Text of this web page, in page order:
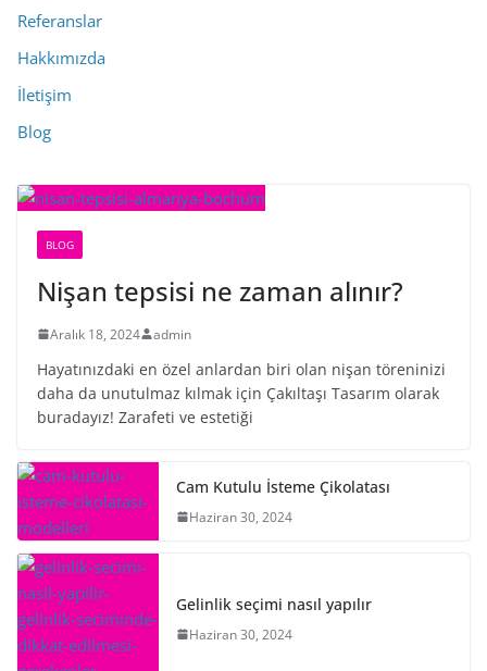
Referanslar
Hakkımızda
İletişim
Blog
BLOG
Nişan tepsisi ne zaman alınır?
Aralık 18, 2024 admin
Hayatınızdaki en özel anlardan biri olan nişan töreninizi
daha da unutulmaz kılmak için Çakıltaşı Tasarım olarak
buradayız! Zarafeti ve estetiği
Cam Kutulu İsteme Çikolatası
Haziran 30, 2024
Gelinlik seçimi nasıl yapılır
Haziran 30, 2024